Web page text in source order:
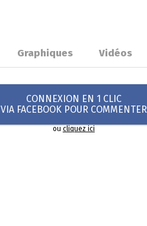
Graphiques Vidéos
CONNEXION EN 1 CLIC
VIA FACEBOOK POUR COMMENTER
oucliquez ici